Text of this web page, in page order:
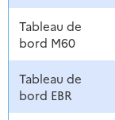
Tableau de
bord M60
Tableau de
bord EBR